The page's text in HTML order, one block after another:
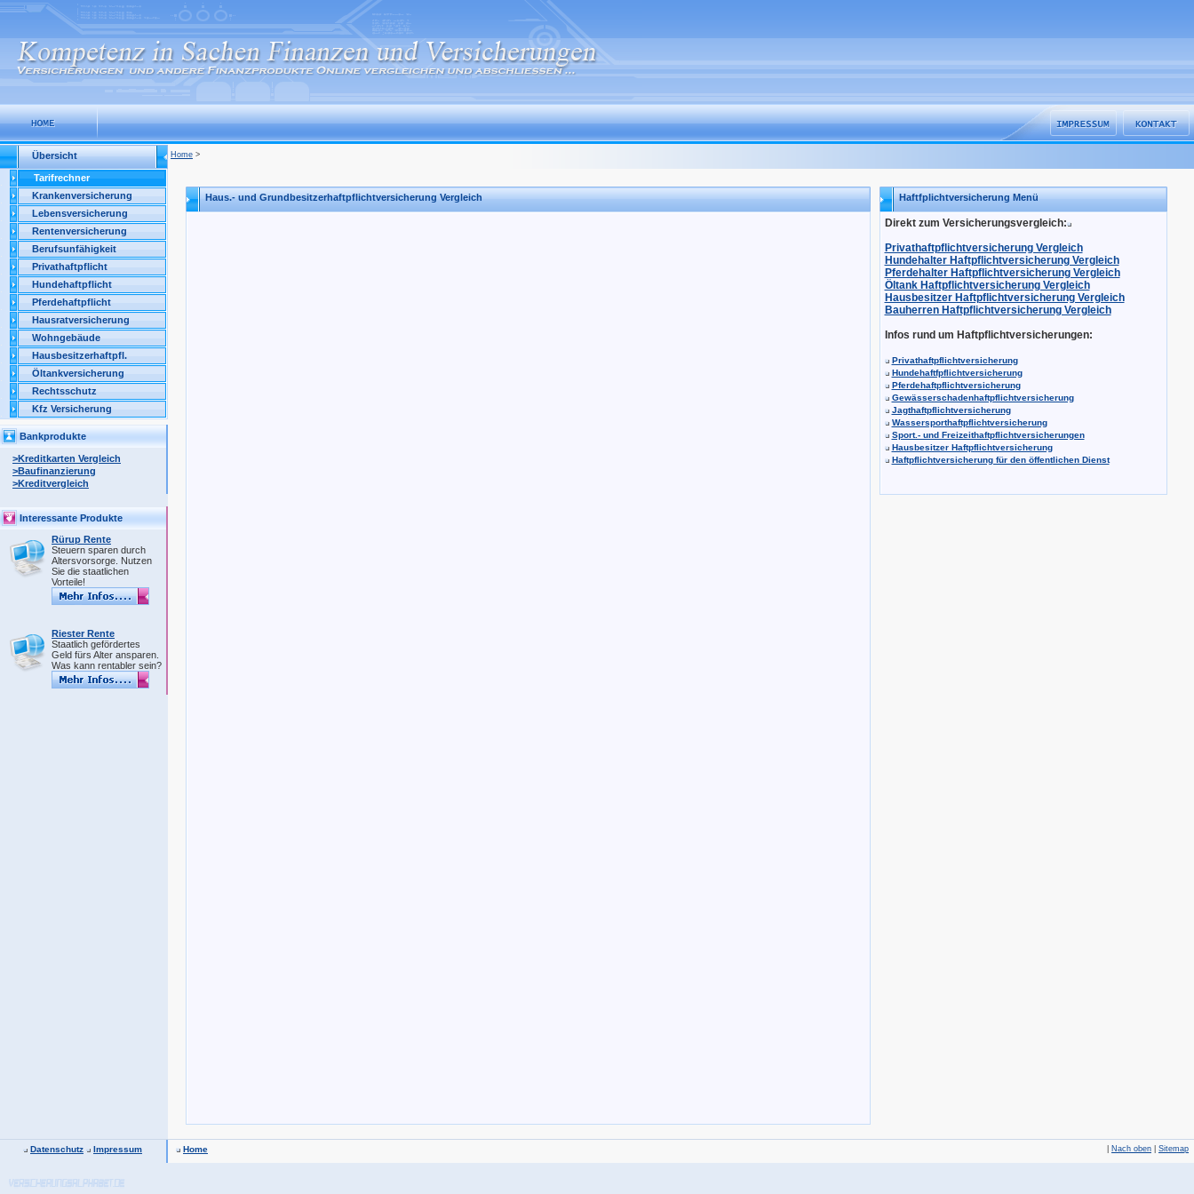
Übersicht Home >
Tarifrechner
Krankenversicherung
Lebensversicherung
Rentenversicherung
Berufsunfähigkeit
Privathaftpflicht
Hundehaftpflicht
Pferdehaftpflicht
Hausratversicherung
Wohngebäude
Hausbesitzerhaftpfl.
Öltankversicherung
Rechtsschutz
Kfz Versicherung
Bankprodukte
>Kreditkarten Vergleich
>Baufinanzierung
>Kreditvergleich
Interessante Produkte
Rürup Rente
Steuern sparen durch
Altersvorsorge. Nutzen
Sie die staatlichen
Vorteile!
Riester Rente
Staatlich gefördertes
Geld fürs Alter ansparen.
Was kann rentabler sein?
Haus.- und Grundbesitzerhaftpflichtversicherung Vergleich Haftfplichtversicherung Menü
Direkt zum Versicherungsvergleich:
Privathaftpflichtversicherung Vergleich
Hundehalter Haftpflichtversicherung Vergleich
Pferdehalter Haftpflichtversicherung Vergleich
Öltank Haftpflichtversicherung Vergleich
Hausbesitzer Haftpflichtversicherung Vergleich
Bauherren Haftpflichtversicherung Vergleich
Infos rund um Haftpflichtversicherungen:
Privathaftpflichtversicherung
Hundehaftfpflichtversicherung
Pferdehaftpflichtversicherung
Gewässerschadenhaftpflichtversicherung
Jagthaftpflichtversicherung
Wassersporthaftpflichtversicherung
Sport.- und Freizeithaftpflichtversicherungen
Hausbesitzer Haftpflichtversicherung
Haftpflichtversicherung für den öffentlichen Dienst
Datenschutz Impressum Nach oben Sitemap
Home